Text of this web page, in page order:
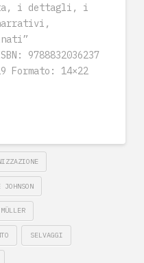
i dettagli, i
9788832036237
Formato: 14×22
JOHNSON
SELVAGGI